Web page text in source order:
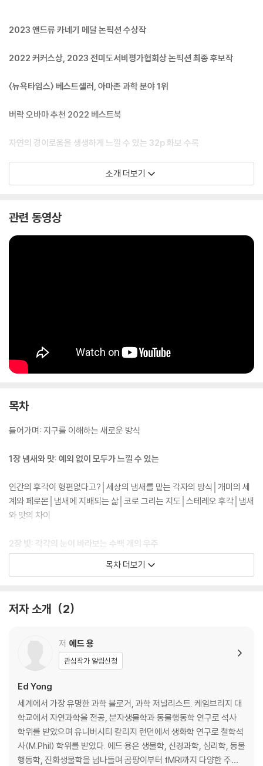
2023 앤드류 카네기 메달 논픽션 수상작
2022 커커스상, 2023 전미도서비평가협회상 논픽션 최종 후보작
〈뉴욕타임스〉 베스트셀러, 아마존 과학 분야 1위
버락 오바마 추천 2022 베스트북
자연의 경이로움을 생생하게 느낄 수 있는 32p 화보 수록
〈피플〉, 〈뉴요커〉, 〈워싱턴포스트〉, 〈가디언〉, 〈슬레이트〉, 〈퍼블리셔스위클
임스〉 베스트셀러를 차지하며 화제가 된 이번 신간에서 그는 우리를 인간
의 오감을 초월하는 동물의 경이로운 감각 세계로 데려간다.
지구는 다양한 소리와 진동, 냄새와 맛, 전기장과 자기장으로 가득 차 있다.
싸인 나머지 광대무변한 세계의 극히 일부를 인식할 뿐이다. 세상에는 인
보이는 것에서 색깔을 보는 동물들이 있다. 이 책은 시각이 아닌 후각으로
지형을 파악하는 새, 광자 하나의 통과를 감지할 수 있을 정도로 민감한 털
을 가진 귀뚜라미, 인간의 손끝보다 섬세한 돌기를 가진 악어 등 우리의 직
방식을 상상하는 일은, 지구라는 거대한 세계를 이해하는 데 있어 인간이
얼마나 한정된 감각만을 사용하는지 깨닫게 한다.
저자는 서문에서 독자들에게 상상 속의 방을 그려보라고 주문한다. 방 안
으로 서로를 인식한다. 그 광경이 마치 한 편의 영화를 보는 것처럼 드라마
틱하게 펼쳐져 시작부터 독자들을 압도하며, 600여 페이지의 광범위하고
매혹적인 서사는 마치 동물학의 《코스모스》를 연상케 한다.
소개 더보기
관련 동영상
목차
들어가며: 지구를 이해하는 새로운 방식
1장 냄새와 맛: 예외 없이 모두가 느낄 수 있는
인간의 후각이 형편없다고?│세상의 냄새를 맡는 각자의 방식│개미의 세
계와 페로몬│냄새에 지배되는 삶│코로 그리는 지도│스테레오 후각│냄새
와 맛의 차이
2장 빛: 각각의 눈이 바라보는 수백 개의 우주
‘진정한 눈’을 향한 네 단계│민감도와 해상도의 상관관계│‘장면 없는 영
밤이 가리지 못하는 색
3장 색깔: 빨강, 초록, 파랑으로 표현할 수 없는 세계
인간에게 벌어진 ‘행운의 실수’│자외선은 또 하나의 색일 뿐│사색형 색각
자의 세계│완전히 다른 차원의 색│갯가재의 광학적 사치│편광수용체│눈
이 먼저일까? 신호가 먼저일까?
4장 통증: 아픔이 고통이기만 할까?
통각과 통증의 구별│물고기가 통증을 느낄까?│통증의 진화적 이익과 비
목차 더보기
저자 소개 2
저 에드 용
관심작가 알림신청
Ed Yong
세계에서 가장 유명한 과학 블로거, 과학 저널리스트. 케임브리지 대
학교에서 자연과학을 전공, 분자생물학과 동물행동학 연구로 석사
학위를 받았으며 유니버시티 칼리지 런던에서 생화학 연구로 철학석
사(M.Phil) 학위를 받았다. 에드 용은 생물학, 신경과학, 심리학, 동물
행동학, 진화생물학을 넘나들며 곰팡이부터 fMRI까지 다양한 주제